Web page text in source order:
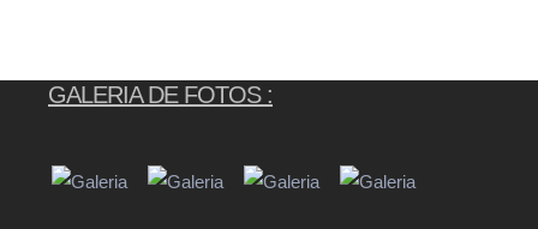
GALERIA DE FOTOS :